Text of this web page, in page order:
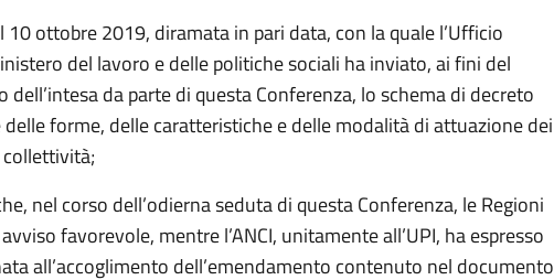
10 ottobre 2019, diramata in pari data, con la quale l’Ufficio
del lavoro e delle politiche sociali ha inviato, ai fini del
dell’intesa da parte di questa Conferenza, lo schema di decreto
forme, delle caratteristiche e delle modalità di attuazione dei
nel corso dell’odierna seduta di questa Conferenza, le Regioni
favorevole, mentre l’ANCI, unitamente all’UPI, ha espresso
all’accoglimento dell’emendamento contenuto nel documento